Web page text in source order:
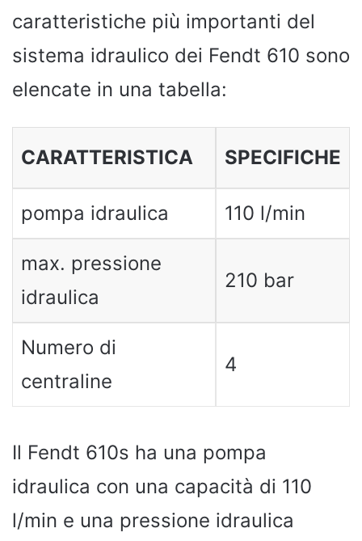
caratteristiche più importanti del
sistema idraulico dei Fendt 610 sono
elencate in una tabella:
CARATTERISTICA SPECIFICHE
pompa idraulica 110 l/min
max. pressione
idraulica
210 bar
Numero di
centraline
4
Il Fendt 610s ha una pompa
idraulica con una capacità di 110
l/min e una pressione idraulica